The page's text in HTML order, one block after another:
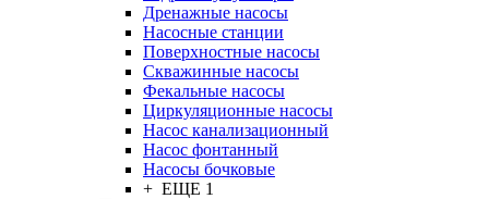
Дренажные насосы
Насосные станции
Поверхностные насосы
Скважинные насосы
Фекальные насосы
Циркуляционные насосы
Насос канализационный
Насос фонтанный
Насосы бочковые
+ ЕЩЕ 1